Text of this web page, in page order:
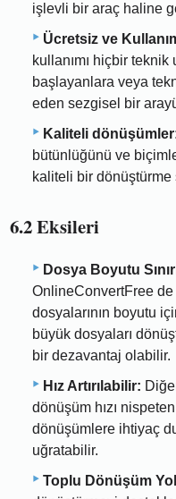
işlevli bir araç haline
Ücretsiz ve
kullanımı hiçbir
başlayanlara veya
eden sezgisel bir
Kaliteli
bütünlüğünü ve
kaliteli bir dönüştürme
6.2 Eksileri
Dosya Boyutu
OnlineConvertFree
dosyalarının boyutu
büyük dosyaları
bir dezavantaj olabilir.
Hız Artırılabilir:
dönüşüm hızı
dönüşümlere ihtiyaç
uğratabilir.
Toplu Dönüşüm